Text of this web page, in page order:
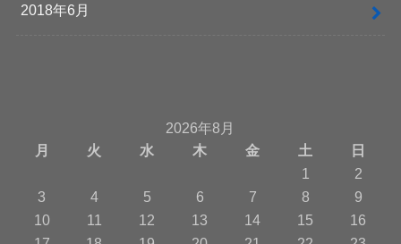
2018年6月
2026年8月
月
火 水 木 金 土
日
1
2
3
4 5 6 7 8
9
10
11 12 13 14 15
16